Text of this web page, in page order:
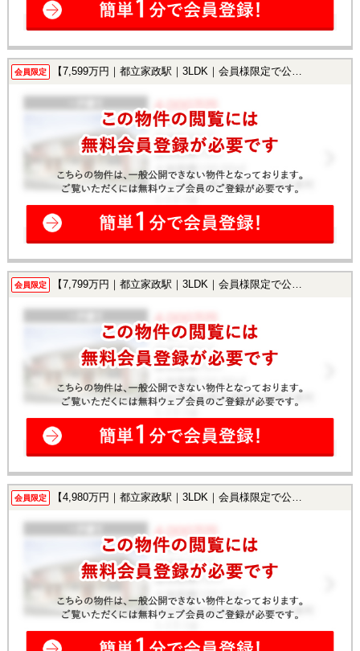
会員限定 【7,599万円｜都立家政駅｜3LDK｜会員様限定で公開中！】
会員限定 【7,799万円｜都立家政駅｜3LDK｜会員様限定で公開中！】
会員限定 【4,980万円｜都立家政駅｜3LDK｜会員様限定で公開中！】